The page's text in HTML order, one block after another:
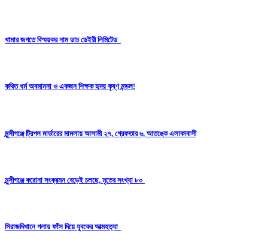
খামার জগতে বিস্ময়কর নাম ডাচ ডেইরী লিমিটেড
কথিত ধর্ম অবমাননা ও একজন শিক্ষক হৃদয় কৃষ্ণ মন্ডল!
মুন্সীগঞ্জে ট্রিপল মার্ডারের মামলায় আসামী ২৭, গ্রেফতার ৬, আতঙ্কে এলাকাবাসী
মুন্সীগঞ্জে করোনা সংক্রমন বেড়েই চলছে, মৃতের সংখ্যা ৮০
সিরাজদিখানে গলায় ফাঁস দিয়ে যুবকের আত্মহত্যা